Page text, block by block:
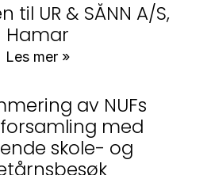
til UR & SÅNN A/S,
Hamar
Les mer »
av NUFs
med
skole- og